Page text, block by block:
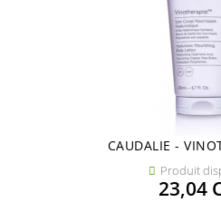
CAUDALIE -
 Produit
23,04